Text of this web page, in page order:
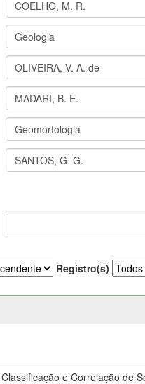
Registro(s)
e Correlação de